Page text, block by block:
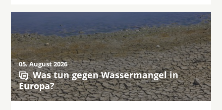
05. August 2026
Was tun gegen Wassermangel in
Europa?